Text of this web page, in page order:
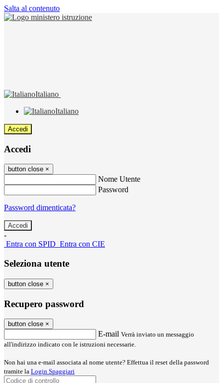
Salta al contenuto
Italiano
Italiano
Accedi
Accedi
button close ×
Nome Utente
Password
Password dimenticata?
-
Entra con SPID Entra con CIE
Seleziona utente
button close ×
Recupero password
button close ×
E-mail Verrà inviato un messaggio
all'indirizzo indicato con le istruzioni necessarie.
Non hai una e-mail associata al nome utente? Effettua il reset della password
tramite la Login Spaggiari